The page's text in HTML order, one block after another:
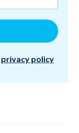
privacy policy